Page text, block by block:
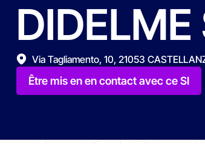
Qu'est-ce que vous cherchez ?
DIDELME
Via Tagliamento, 10, 21053
Être mis en en contact avec ce SI